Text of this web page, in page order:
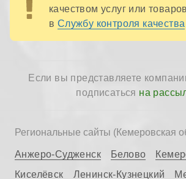
качеством услуг или
в Службу контроля качества
Если вы представляете
подписаться на
Региональные сайты (Кемеровская
Анжеро-Судженск Белово
Киселёвск
Ленинск-Кузнецкий